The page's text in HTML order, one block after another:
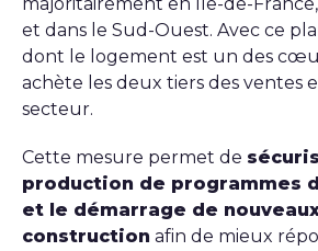
majoritairement en Île-de-
et dans le Sud-Ouest. Avec ce
dont le logement est un des
achète les deux tiers des ventes
secteur.
Cette mesure permet de
production de programmes
et le démarrage de
construction afin de mieux